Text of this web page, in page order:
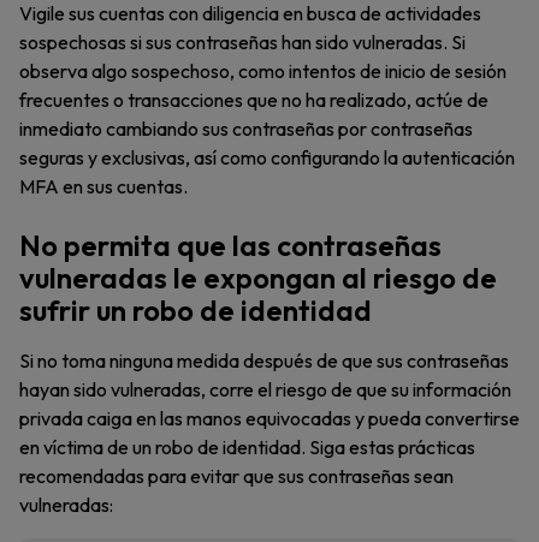
Vigile sus cuentas con diligencia en busca de actividades
sospechosas si sus contraseñas han sido vulneradas. Si
observa algo sospechoso, como intentos de inicio de sesión
frecuentes o transacciones que no ha realizado, actúe de
inmediato cambiando sus contraseñas por contraseñas
seguras y exclusivas, así como configurando la autenticación
MFA en sus cuentas.
No permita que las contraseñas
vulneradas le expongan al riesgo de
sufrir un robo de identidad
Si no toma ninguna medida después de que sus contraseñas
hayan sido vulneradas, corre el riesgo de que su información
privada caiga en las manos equivocadas y pueda convertirse
en víctima de un robo de identidad. Siga estas prácticas
recomendadas para evitar que sus contraseñas sean
vulneradas: